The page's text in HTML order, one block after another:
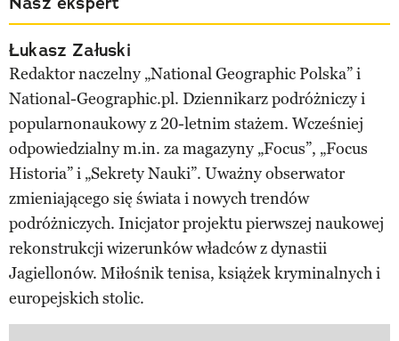
Łukasz Załuski
Redaktor naczelny „National Geographic Polska” i
National-Geographic.pl. Dziennikarz podróżniczy i
popularnonaukowy z 20-letnim stażem. Wcześniej
odpowiedzialny m.in. za magazyny „Focus”, „Focus
Historia” i „Sekrety Nauki”. Uważny obserwator
zmieniającego się świata i nowych trendów
podróżniczych. Inicjator projektu pierwszej naukowej
rekonstrukcji wizerunków władców z dynastii
Jagiellonów. Miłośnik tenisa, książek kryminalnych i
europejskich stolic.